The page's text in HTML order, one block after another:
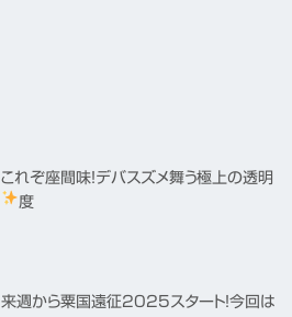
これぞ座間味！デバスズメ舞う極上の透明
度
来週から粟国遠征2025スタート！今回は